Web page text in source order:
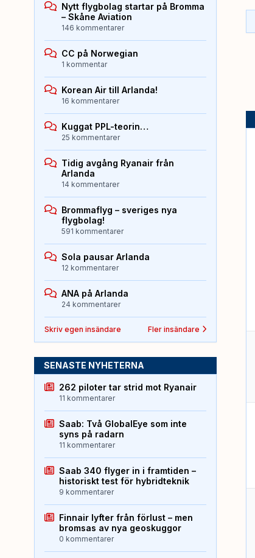
Nytt flygbolag startar på Bromma
– Skåne Aviation
146 kommentarer
CC på Norwegian
1 kommentar
Korean Air till Arlanda!
16 kommentarer
Kuggat PPL-teorin…
25 kommentarer
Tidig avgång Ryanair från
Arlanda
14 kommentarer
Brommaflyg – sveriges nya
flygbolag!
591 kommentarer
Sola pausar Arlanda
12 kommentarer
ANA på Arlanda
24 kommentarer
Skriv egen insändare Fler insändare
SENASTE NYHETERNA
262 piloter tar strid mot Ryanair
11 kommentarer
Saab: Två GlobalEye som inte
syns på radarn
11 kommentarer
Saab 340 flyger in i framtiden –
historiskt test för hybridteknik
9 kommentarer
Finnair lyfter från förlust – men
bromsas av nya geoskuggor
0 kommentarer